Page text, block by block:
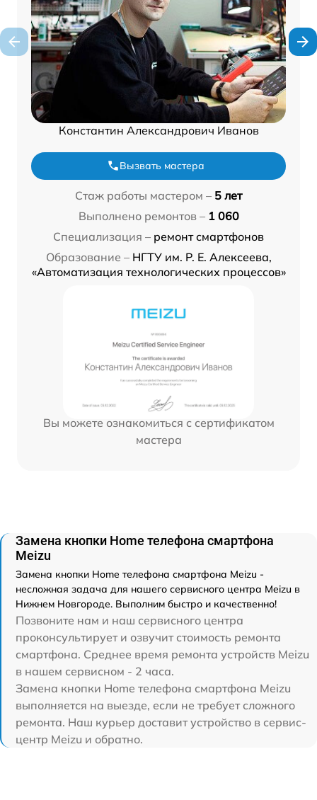
Константин Александрович Иванов
Вызвать мастера
Стаж работы мастером – 5 лет
Выполнено ремонтов – 1 060
Специализация – ремонт смартфонов
Образование – НГТУ им. Р. Е. Алексеева,
«Автоматизация технологических процессов»
Вы можете ознакомиться с сертификатом
мастера
Замена кнопки Home телефона смартфона
Meizu
Замена кнопки Home телефона смартфона Meizu -
несложная задача для нашего сервисного центра Meizu в
Нижнем Новгороде. Выполним быстро и качественно!
Позвоните нам и наш сервисного центра
проконсультирует и озвучит стоимость ремонта
смартфона. Среднее время ремонта устройств Meizu
в нашем сервисном - 2 часа.
Замена кнопки Home телефона смартфона Meizu
выполняется на выезде, если не требует сложного
ремонта. Наш курьер доставит устройство в сервис-
центр Meizu и обратно.